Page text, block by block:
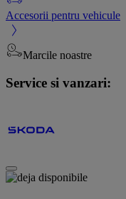
Accesorii pentru vehicule
Marcile noastre
Service si vanzari: